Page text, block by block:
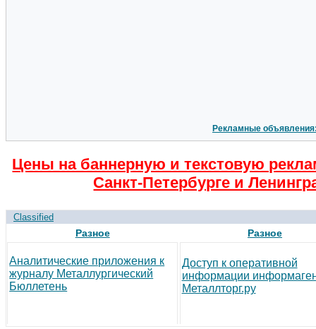
Рекламные
Цены на баннерную и текстовую
Санкт-Петербурге и
Classified
Разное
Аналитические приложения к
журналу Металлургический
Бюллетень
Разное
Доступ к оперативной
информации
Металлторг.ру